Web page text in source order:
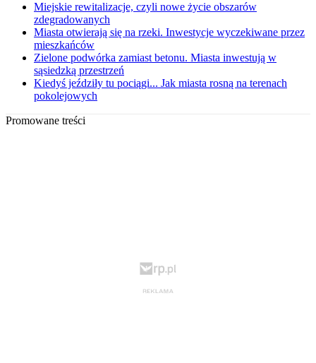
Miejskie rewitalizacje, czyli nowe życie obszarów
zdegradowanych
Miasta otwierają się na rzeki. Inwestycje wyczekiwane przez
mieszkańców
Zielone podwórka zamiast betonu. Miasta inwestują w
sąsiedzką przestrzeń
Kiedyś jeździły tu pociągi... Jak miasta rosną na terenach
pokolejowych
Promowane treści